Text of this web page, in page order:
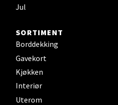
Jul
SORTIMENT
Borddekking
Gavekort
Kjøkken
Interiør
Uterom
Leirvik - Stord
Torgbakken 2, 5401 Stord
Åpent i dag 10-17
0 i butikk